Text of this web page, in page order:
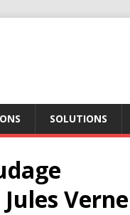
SOLUTIONS
Verne